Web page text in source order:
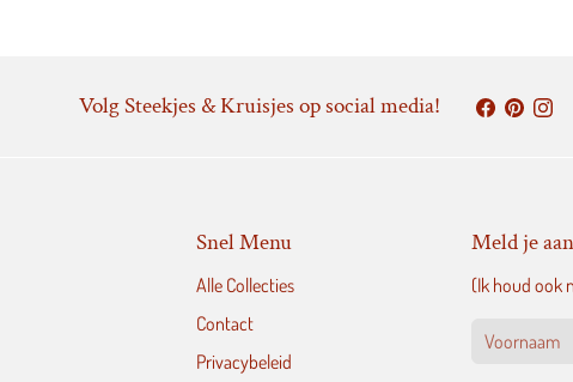
Volg Steekjes & Kruisjes op social media!
Snel Menu
Alle Collecties
Contact
Privacybeleid
Meld je
(Ik houd ook